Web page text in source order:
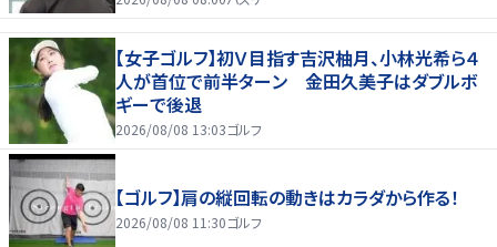
【女子ゴルフ】初Ｖ目指す吉沢柚月、小林光希ら４
人が首位で前半ターン 金田久美子はダブルボ
ギーで後退
2026/08/08 13:03ゴルフ
【ゴルフ】肩の縦回転の動きはカラダから作る！
2026/08/08 11:30ゴルフ